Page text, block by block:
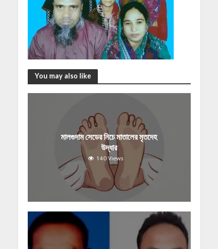
You may also like
মালগুদাম সেডের নিচে মাতালের মৃতদেহ
উদ্ধার
140 Views